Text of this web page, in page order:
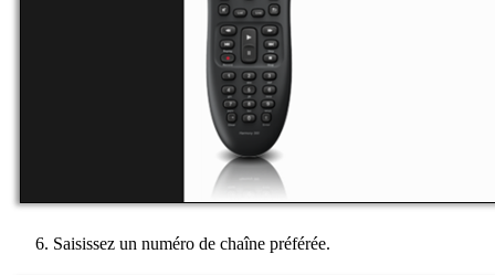
Saisissez un numéro de chaîne préférée.